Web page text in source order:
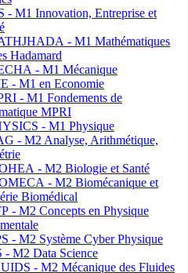
- M1 Innovation, Entreprise et
- M1 Mathématiques
Hadamard
- M1 Mécanique
- M1 en Economie
- M1 Fondements de
MPRI
- M1 Physique
- M2 Analyse, Arithmétique,
- M2 Biologie et Santé
- M2 Biomécanique et
Biomédical
- M2 Concepts en Physique
- M2 Système Cyber Physique
- M2 Data Science
- M2 Mécanique des Fluides